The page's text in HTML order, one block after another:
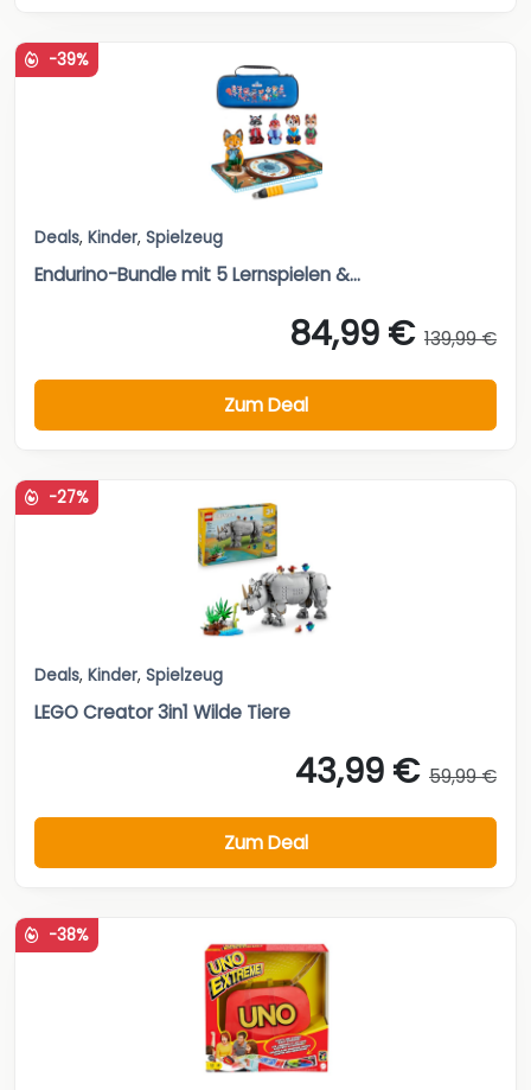
-39%
Deals, Kinder, Spielzeug
Endurino-Bundle mit 5 Lernspielen &...
84,99 € 139,99 €
Zum Deal
-27%
Deals, Kinder, Spielzeug
LEGO Creator 3in1 Wilde Tiere
43,99 € 59,99 €
Zum Deal
-38%